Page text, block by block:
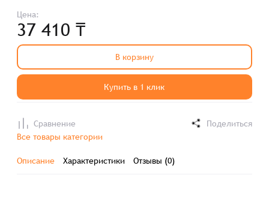
Цена:
37 410 ₸
В корзину
Купить в 1 клик
Сравнение
Поделиться
Все товары категории
Описание Характеристики Отзывы (0)